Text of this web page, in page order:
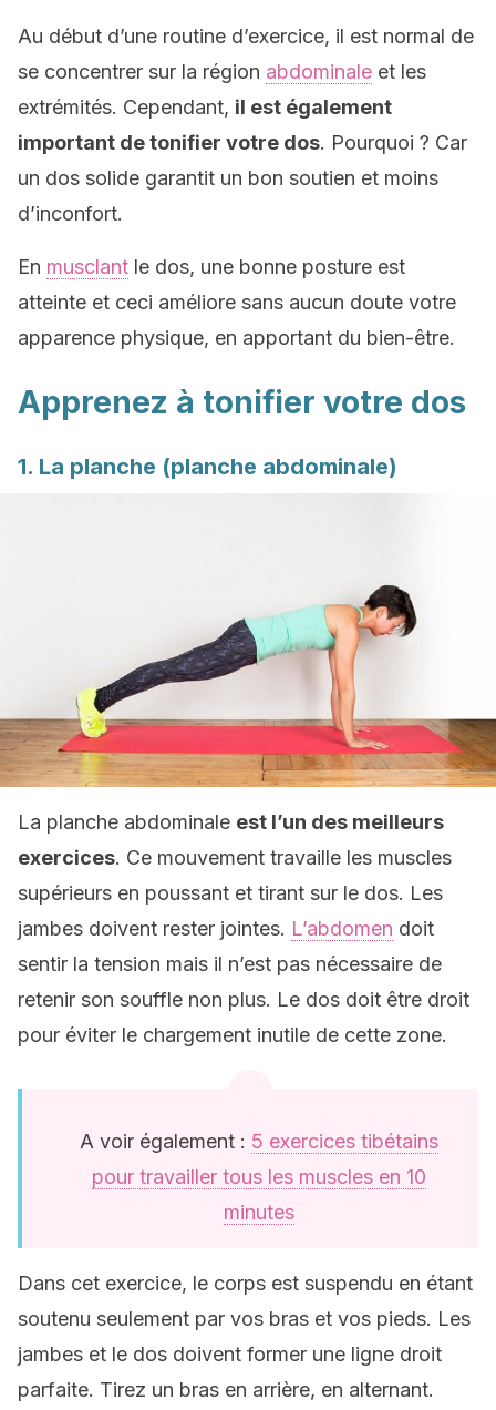
Au début d’une routine d’exercice, il est normal de
se concentrer sur la région abdominale et les
extrémités. Cependant, il est également
important de tonifier votre dos. Pourquoi ? Car
un dos solide garantit un bon soutien et moins
d’inconfort.
En musclant le dos, une bonne posture est
atteinte et ceci améliore sans aucun doute votre
apparence physique, en apportant du bien-être.
Apprenez à tonifier votre dos
1. La planche (planche abdominale)
La planche abdominale est l’un des meilleurs
exercices. Ce mouvement travaille les muscles
supérieurs en poussant et tirant sur le dos. Les
jambes doivent rester jointes. L’abdomen doit
sentir la tension mais il n’est pas nécessaire de
retenir son souffle non plus. Le dos doit être droit
pour éviter le chargement inutile de cette zone.
A voir également : 5 exercices tibétains
pour travailler tous les muscles en 10
minutes
Dans cet exercice, le corps est suspendu en étant
soutenu seulement par vos bras et vos pieds. Les
jambes et le dos doivent former une ligne droit
parfaite. Tirez un bras en arrière, en alternant.